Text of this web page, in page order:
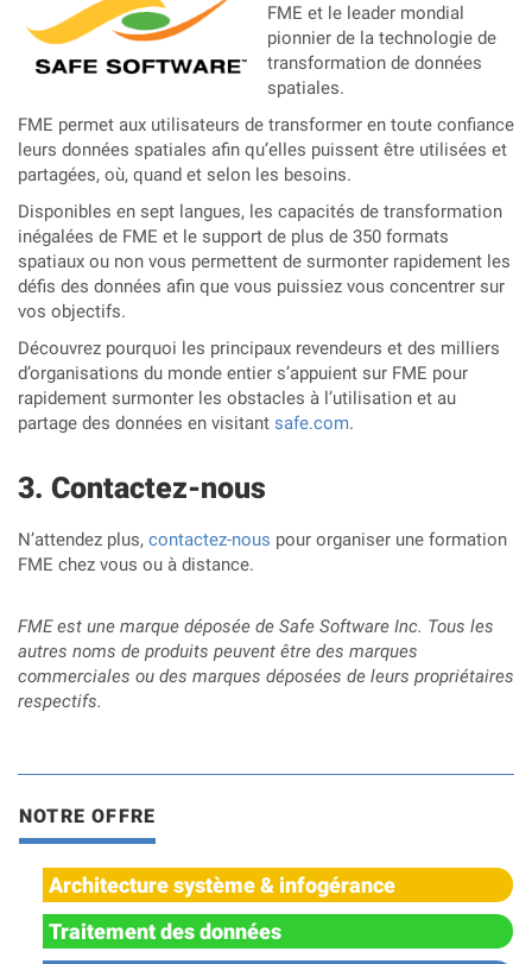
FME et le leader mondial
pionnier de la technologie de
transformation de données
spatiales.
FME permet aux utilisateurs de transformer en toute confiance
leurs données spatiales afin qu’elles puissent être utilisées et
partagées, où, quand et selon les besoins.
Disponibles en sept langues, les capacités de transformation
inégalées de FME et le support de plus de 350 formats
spatiaux ou non vous permettent de surmonter rapidement les
défis des données afin que vous puissiez vous concentrer sur
vos objectifs.
Découvrez pourquoi les principaux revendeurs et des milliers
d’organisations du monde entier s’appuient sur FME pour
rapidement surmonter les obstacles à l’utilisation et au
partage des données en visitant safe.com.
Contactez-nous
N’attendez plus, contactez-nous pour organiser une formation
FME chez vous ou à distance.
FME est une marque déposée de Safe Software Inc. Tous les
autres noms de produits peuvent être des marques
commerciales ou des marques déposées de leurs propriétaires
respectifs.
NOTRE OFFRE
Architecture système & infogérance
Traitement des données